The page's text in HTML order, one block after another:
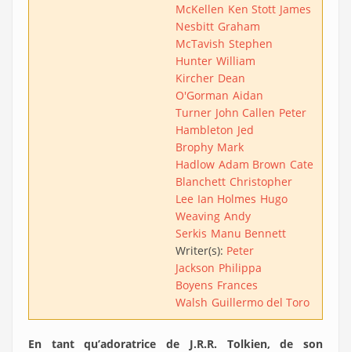
McKellen Ken Stott James
Nesbitt Graham
McTavish Stephen
Hunter William
Kircher Dean
O'Gorman Aidan
Turner John Callen Peter
Hambleton Jed
Brophy Mark
Hadlow Adam Brown Cate
Blanchett Christopher
Lee Ian Holmes Hugo
Weaving Andy
Serkis Manu Bennett
Writer(s): Peter
Jackson Philippa
Boyens Frances
Walsh Guillermo del Toro
En tant qu’adoratrice de J.R.R. Tolkien, de son